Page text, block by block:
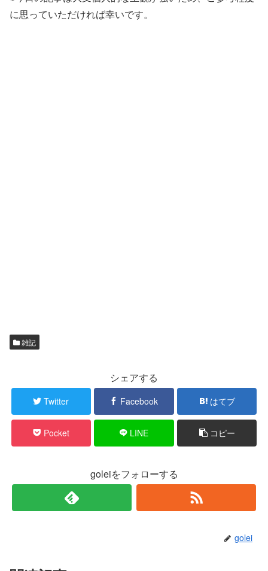
に思っていただければ幸いです。
雑記
シェアする
Twitter Facebook はてブ
Pocket LINE コピー
goleiをフォローする
golei